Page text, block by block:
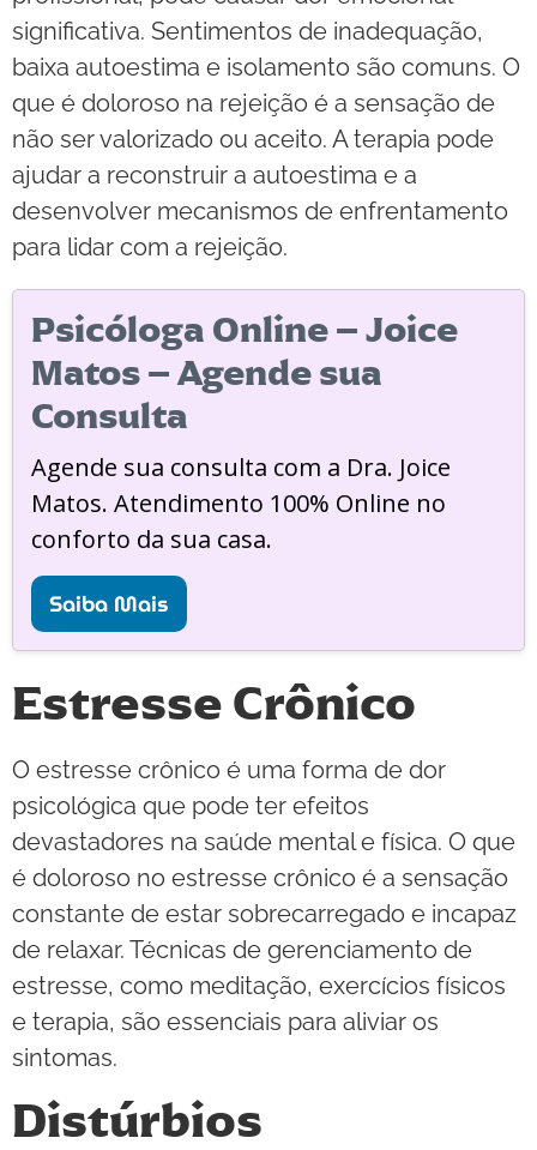
significativa. Sentimentos de inadequação,
baixa autoestima e isolamento são comuns. O
que é doloroso na rejeição é a sensação de
não ser valorizado ou aceito. A terapia pode
ajudar a reconstruir a autoestima e a
desenvolver mecanismos de enfrentamento
para lidar com a rejeição.
Psicóloga Online – Joice
Matos – Agende sua
Consulta
Agende sua consulta com a Dra. Joice
Matos. Atendimento 100% Online no
conforto da sua casa.
Saiba Mais
Estresse Crônico
O estresse crônico é uma forma de dor
psicológica que pode ter efeitos
devastadores na saúde mental e física. O que
é doloroso no estresse crônico é a sensação
constante de estar sobrecarregado e incapaz
de relaxar. Técnicas de gerenciamento de
estresse, como meditação, exercícios físicos
e terapia, são essenciais para aliviar os
sintomas.
Distúrbios